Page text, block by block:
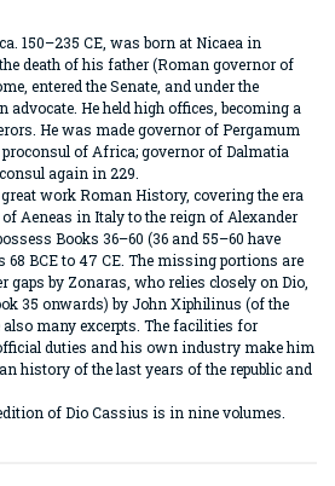
150–235 CE, was born at Nicaea in
death of his father (Roman governor of
entered the Senate, and under the
advocate. He held high offices, becoming a
He was made governor of Pergamum
of Africa; governor of Dalmatia
again in 229.
great work Roman History, covering the era
Aeneas in Italy to the reign of Alexander
Books 36–60 (36 and 55–60 have
68 BCE to 47 CE. The missing portions are
gaps by Zonaras, who relies closely on Dio,
35 onwards) by John Xiphilinus (of the
also many excerpts. The facilities for
duties and his own industry make him
history of the last years of the republic and
of Dio Cassius is in nine volumes.